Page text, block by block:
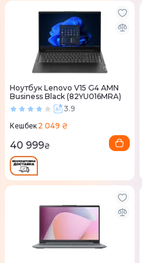
Ноутбук Lenovo V15 G4 AMN
Business Black (82YU016MRA)
3.9
Кешбек 2 049 ₴
40 999₴